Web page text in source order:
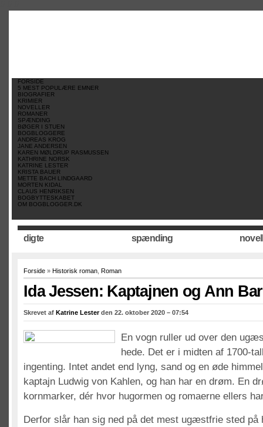
FORSIDE
5 MEST POPULÆRE EMNER
BIOGRAFIER
KRIMIER
NOVELLER
ROMANER
SPÆNDING
BØGER I STUEN
BOGBLOGGERE
ANDREAS KROG
JANE ANDERSEN
KAREN MØLDRUP RASMUSSEN
KATHRINE NORSK
KATRINE LESTER
KRISTA BAUER
METTE BACH LINDGAARD
MORTEN KIDAL
CLAUS HENRIKSEN
BOGBYTTESKABET
OM BOGBLOGGER.DK
digte spænding
Forside » Historisk roman Roman
Ida Jessen: Kaptajnen og Ann
Skrevet af Katrine Lesterden 22. oktober 2020 – 07:54
En vogn ruller ud over den
hede. Det er i midten af 1700-
ingenting. Intet andet end lyng, sand og en øde
kaptajn Ludwig von Kahlen, og han har en drøm. En
kornmarker, dér hvor hugormen og romaerne ellers
Derfor slår han sig ned på det mest ugæstfrie sted på